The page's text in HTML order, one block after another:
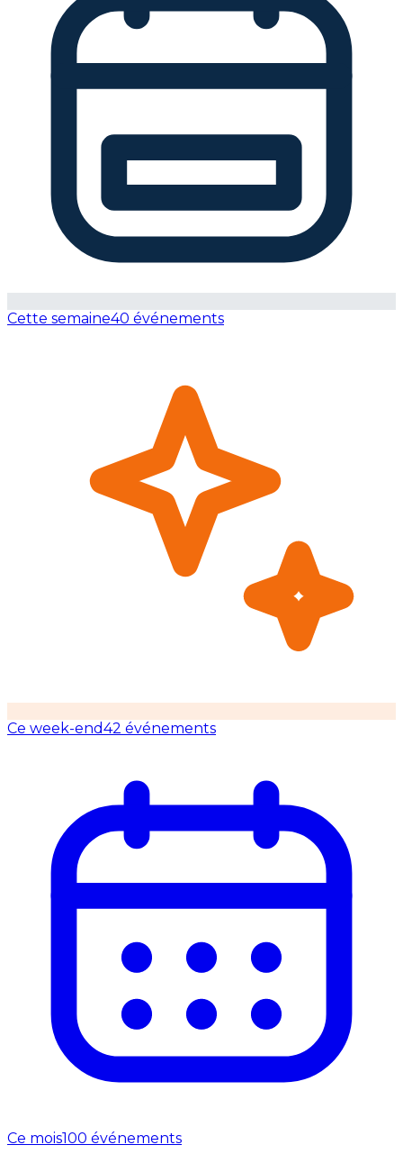
Cette semaine40 événements
Ce week-end42 événements
Ce mois100 événements